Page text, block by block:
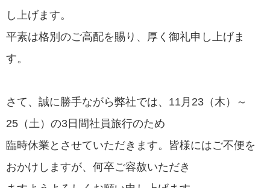
し上げます。
平素は格別のご高配を賜り、厚く御礼申し上げま
す。
さて、誠に勝手ながら弊社では、11月23（木）～
25（土）の3日間社員旅行のため
臨時休業とさせていただきます。皆様にはご不便を
おかけしますが、何卒ご容赦いただき